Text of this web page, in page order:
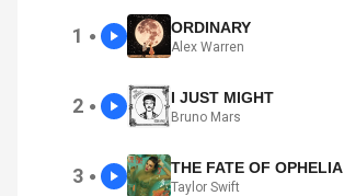
1 ● ORDINARY
Alex Warren
2 ● I JUST MIGHT
Bruno Mars
3 ● THE FATE OF OPHELIA
Taylor Swift